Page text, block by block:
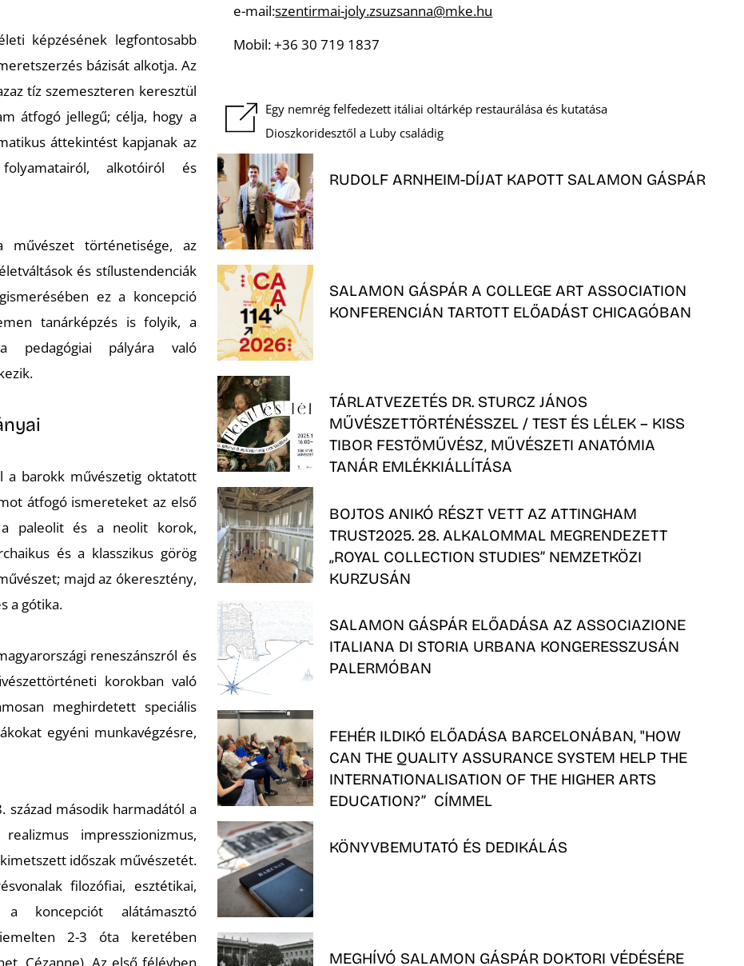
képzésének legfontosabb
bázisát alkotja. Az
tíz szemeszteren keresztül
átfogó jellegű; célja, hogy a
áttekintést kapjanak az
alkotóiról és
történetisége, az
és stílustendenciák
ez a koncepció
tanárképzés is folyik, a
pedagógiai pályára való
a barokk művészetig oktatott
átfogó ismereteket az első
paleolit és a neolit korok,
és a klasszikus görög
majd az ókeresztény,
a gótika.
reneszánszról és
korokban való
meghirdetett speciális
egyéni munkavégzésre,
század második harmadától a
impresszionizmus,
időszak művészetét.
filozófiai, esztétikai,
a koncepciót alátámasztó
2-3 óta keretében
e-mail:szentirmai-joly.zsuzsanna@mke.hu
Mobil: +36 30 719 1837
Egy nemrég felfedezett itáliai oltárkép restaurálása és kutatása
Dioszkoridesztől a Luby családig
RUDOLF ARNHEIM-DÍJAT KAPOTT SALAMON GÁSPÁR
SALAMON GÁSPÁR A COLLEGE ART ASSOCIATION
KONFERENCIÁN TARTOTT ELŐADÁST CHICAGÓBAN
TÁRLATVEZETÉS DR. STURCZ JÁNOS
MŰVÉSZETTÖRTÉNÉSSZEL / TEST ÉS LÉLEK – KISS
TIBOR FESTŐMŰVÉSZ, MŰVÉSZETI ANATÓMIA
TANÁR EMLÉKKIÁLLÍTÁSA
BOJTOS ANIKÓ RÉSZT VETT AZ ATTINGHAM
TRUST2025. 28. ALKALOMMAL MEGRENDEZETT
„ROYAL COLLECTION STUDIES” NEMZETKÖZI
KURZUSÁN
SALAMON GÁSPÁR ELŐADÁSA AZ ASSOCIAZIONE
ITALIANA DI STORIA URBANA KONGERESSZUSÁN
PALERMÓBAN
FEHÉR ILDIKÓ ELŐADÁSA BARCELONÁBAN, "HOW
CAN THE QUALITY ASSURANCE SYSTEM HELP THE
INTERNATIONALISATION OF THE HIGHER ARTS
EDUCATION?” CÍMMEL
KÖNYVBEMUTATÓ ÉS DEDIKÁLÁS
MEGHÍVÓ SALAMON GÁSPÁR DOKTORI VÉDÉSÉRE